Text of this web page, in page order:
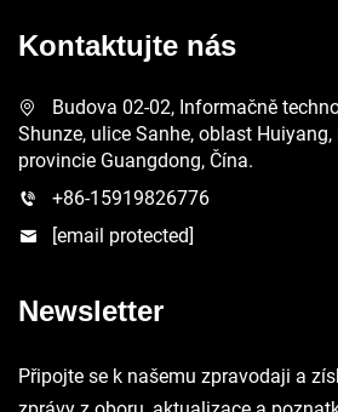
Kontaktujte nás
Budova 02-02, Informačně
Shunze, ulice Sanhe, oblast
provincie Guangdong, Čína.
+86-15919826776
[email protected]
Newsletter
Připojte se k našemu zpravodaji a